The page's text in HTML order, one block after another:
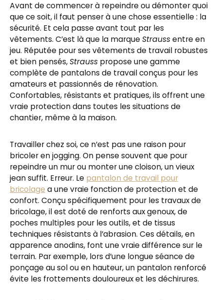
Avant de commencer à repeindre ou démonter quoi
que ce soit, il faut penser à une chose essentielle : la
sécurité. Et cela passe avant tout par les
vêtements. C’est là que la marqueStraussentre en
jeu. Réputée pour ses vêtements de travail robustes
et bien pensés,Strauss propose une gamme
complète de pantalons de travail conçus pour les
amateurs et passionnés de rénovation.
Confortables, résistants et pratiques, ils offrent une
vraie protection dans toutes les situations de
chantier, même à la maison.
Travailler chez soi, ce n’est pas une raison pour
bricoler en jogging. On pense souvent que pour
repeindre un mur ou monter une cloison, un vieux
jean suffit. Erreur. Le pantalon de travail pour
bricolage a une vraie fonction de protection et de
confort. Conçu spécifiquement pour les travaux de
bricolage, il est doté de renforts aux genoux, de
poches multiples pour les outils, et de tissus
techniques résistants à l’abrasion. Ces détails, en
apparence anodins, font une vraie différence sur le
terrain. Par exemple, lors d’une longue séance de
ponçage au sol ou en hauteur, un pantalon renforcé
évite les frottements douloureux et les déchirures.